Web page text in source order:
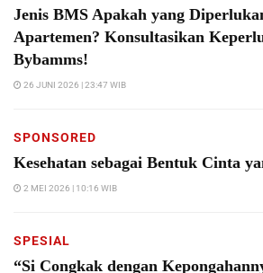
Jenis BMS Apakah yang
Apartemen? Konsultasikan
Bybamms!
26 JUNI 2026 | 23:47 WIB
SPONSORED
Kesehatan sebagai Bentuk Cinta
2 MEI 2026 | 10:16 WIB
SPESIAL
“Si Congkak dengan